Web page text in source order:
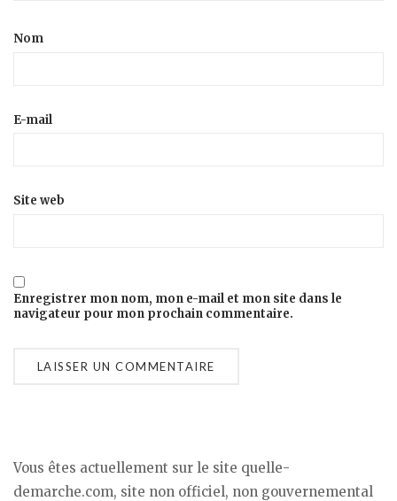
Nom
E-mail
Site web
Enregistrer mon nom, mon e-mail et mon site dans le
navigateur pour mon prochain commentaire.
Vous êtes actuellement sur le site quelle-
demarche.com, site non officiel, non gouvernemental